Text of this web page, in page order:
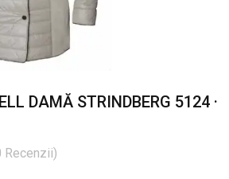
DAMĂ STRINDBERG 5124 ·
Recenzii)